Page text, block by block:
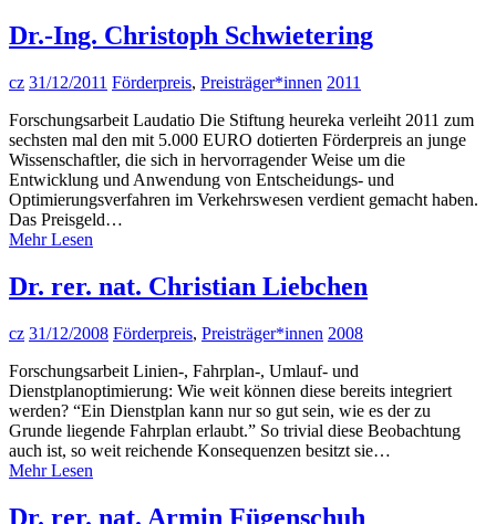
Dr.-Ing. Christoph Schwietering
cz 31/12/2011 Förderpreis, Preisträger*innen 2011
Forschungsarbeit Laudatio Die Stiftung heureka verleiht 2011 zum
sechsten mal den mit 5.000 EURO dotierten Förderpreis an junge
Wissenschaftler, die sich in hervorragender Weise um die
Entwicklung und Anwendung von Entscheidungs- und
Optimierungsverfahren im Verkehrswesen verdient gemacht haben.
Das Preisgeld…
Mehr Lesen
Dr. rer. nat. Christian Liebchen
cz 31/12/2008 Förderpreis, Preisträger*innen 2008
Forschungsarbeit Linien-, Fahrplan-, Umlauf- und
Dienstplanoptimierung: Wie weit können diese bereits integriert
werden? “Ein Dienstplan kann nur so gut sein, wie es der zu
Grunde liegende Fahrplan erlaubt.” So trivial diese Beobachtung
auch ist, so weit reichende Konsequenzen besitzt sie…
Mehr Lesen
Dr. rer. nat. Armin Fügenschuh